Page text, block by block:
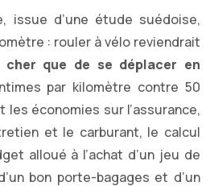
issue d’une étude suédoise,
: rouler à vélo reviendrait
que de se déplacer en
par kilomètre contre 50
les économies sur l’assurance,
et le carburant, le calcul
alloué à l’achat d’un jeu de
bon porte-bagages et d’un